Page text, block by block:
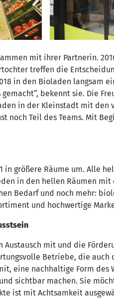
mit ihrer Partnerin.
treffen die
in den Bioladen langsam
bekennt sie. Die
in der Kleinstadt mit
noch Teil des Teams. Mit
größere Räume um. Alle
in den hellen Räumen
Bedarf und noch mehr:
und hochwertige
mit und die
Betriebe, die
eine nachhaltige Form des
sichtbar machen. Sie
ist mit Achtsamkeit